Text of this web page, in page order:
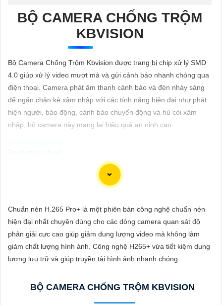
LẮP
ĐẶT
PHỤ
VẤN
DỊCH
VỤ
BỘ CAMERA CHỐNG TRỘM
KBVISION
Bộ Camera Chống Trộm Kbvision được trang bị chip xử lý SMD
4.0 giúp xử lý video mượt mà và gửi cảnh báo nhanh chóng qua
điện thoại. Camera phát âm thanh cảnh báo và đèn nháy sáng
để ngăn chặn kẻ xâm nhập với các tính năng hiện đại như phát
hiện người, báo động, cảnh báo chuyển động và hú còi xâm
nhập, bộ camera này mang lại hiệu quả an ninh cao.
Để giúp bạn viết tư giới thiệu cho việc mua Camera Kbvision với
yên tâm bảo vệ gia đình và tài sản của bạn ngay hôm nay!"
Bạn có thể điều chỉnh và thêm vào nội dung trên để phù hợp với
Chuẩn nén H.265 Pro+ là một phiên bản công nghệ chuẩn nén
hiện đại nhất chuyên dùng cho các dòng camera quan sát độ
phân giải cực cao giúp giảm dung lượng video mà không làm
giảm chất lượng hình ảnh. Công nghệ H265+ vừa tiết kiệm dung
lượng lưu trữ và giúp truyền tải hình ảnh nhanh chóng
BỘ CAMERA CHỐNG TRỘM KBVISION